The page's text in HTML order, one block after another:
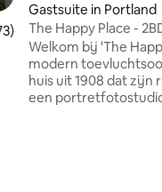
beoordeling van 4,97
Gastsuite in Portland
The Happy Place -
Creatieve Retraite
Welkom bij 'The
modern
huis uit 1908 dat zijn
een